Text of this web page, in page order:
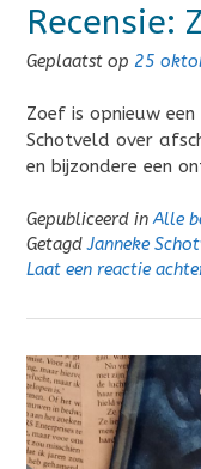
Recensie:
Geplaatst op 25
Zoef is opnieuw
Schotveld over
en bijzondere een
Gepubliceerd inAlle
GetagdJanneke
Laat een reactie